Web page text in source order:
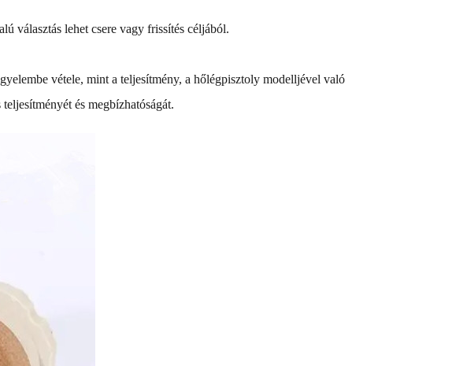
választás lehet csere vagy frissítés céljából.
vétele, mint a teljesítmény, a hőlégpisztoly modelljével való
és megbízhatóságát.